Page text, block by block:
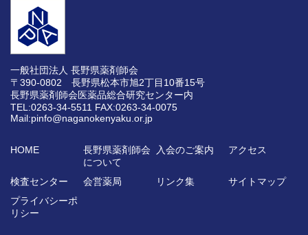
一般社団法人 長野県薬剤師会
〒390-0802 長野県松本市旭2丁目10番15号
長野県薬剤師会医薬品総合研究センター内
TEL:0263-34-5511 FAX:0263-34-0075
Mail:pinfo@naganokenyaku.or.jp
HOME
長野県薬剤師会
について
入会のご案内 アクセス
検査センター 会営薬局 リンク集
サイトマップ
プライバシーポ
リシー